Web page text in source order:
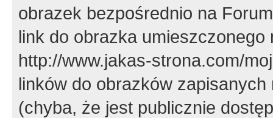
obrazek bezpośrednio na
link do obrazka
http://www.jakas-strona.com/
linków do obrazków
(chyba, że jest publicznie